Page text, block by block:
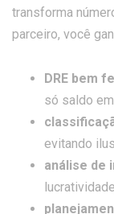
transforma
parceiro, você
DRE bem
só saldo
evitando
análise de